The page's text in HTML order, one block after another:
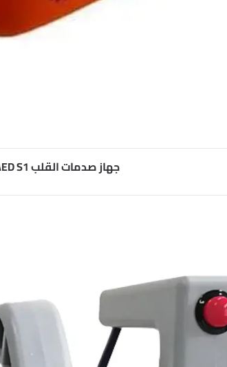
جهاز صدمات القلب AED S1